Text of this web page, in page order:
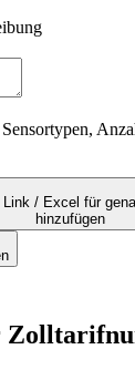
/ Excel für
hinzufügen